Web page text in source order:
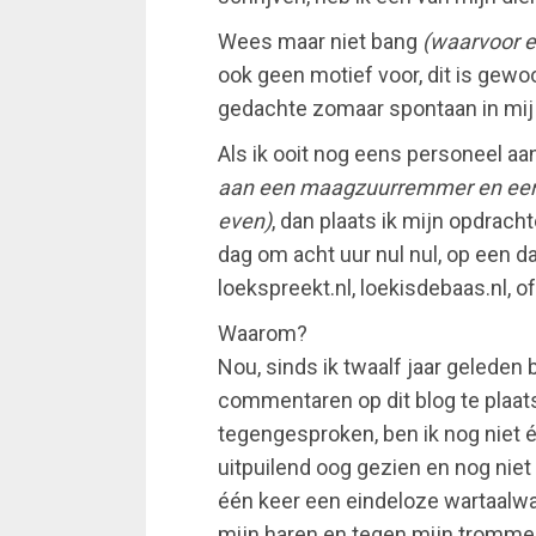
Wees maar niet bang (waarvoor
ook geen motief voor, dit is
gedachte zomaar spontaan in
Als ik ooit nog eens personeel
aan een maagzuurremmer en
even), dan plaats ik mijn
dag om acht uur nul nul, op een
loekspreekt.nl, loekisdebaas.nl,
Waarom?
Nou, sinds ik twaalf jaar
commentaren op dit blog te
tegengesproken, ben ik nog niet
uitpuilend oog gezien en nog
één keer een eindeloze